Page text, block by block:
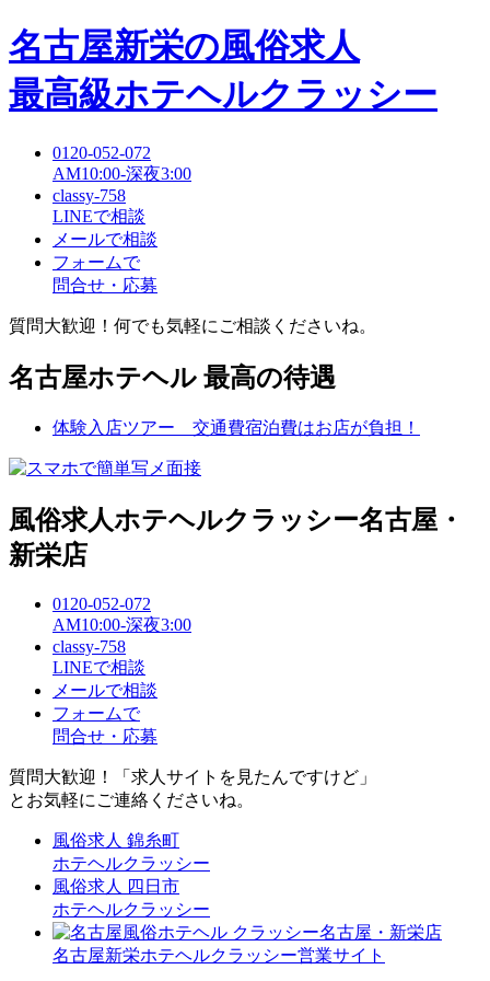
名古屋新栄の風俗求人
最高級ホテヘルクラッシー
0120-052-072
AM10:00-深夜3:00
classy-758
LINEで相談
メールで相談
フォームで
問合せ・応募
質問大歓迎！何でも気軽にご相談くださいね。
名古屋ホテヘル 最高の待遇
体験入店ツアー 交通費宿泊費はお店が負担！
風俗求人ホテヘルクラッシー名古屋・
新栄店
0120-052-072
AM10:00-深夜3:00
classy-758
LINEで相談
メールで相談
フォームで
問合せ・応募
質問大歓迎！「求人サイトを見たんですけど」
とお気軽にご連絡くださいね。
風俗求人 錦糸町
ホテヘルクラッシー
風俗求人
四日市
ホテヘルクラッシー
名古屋新栄ホテヘルクラッシー営業サイト